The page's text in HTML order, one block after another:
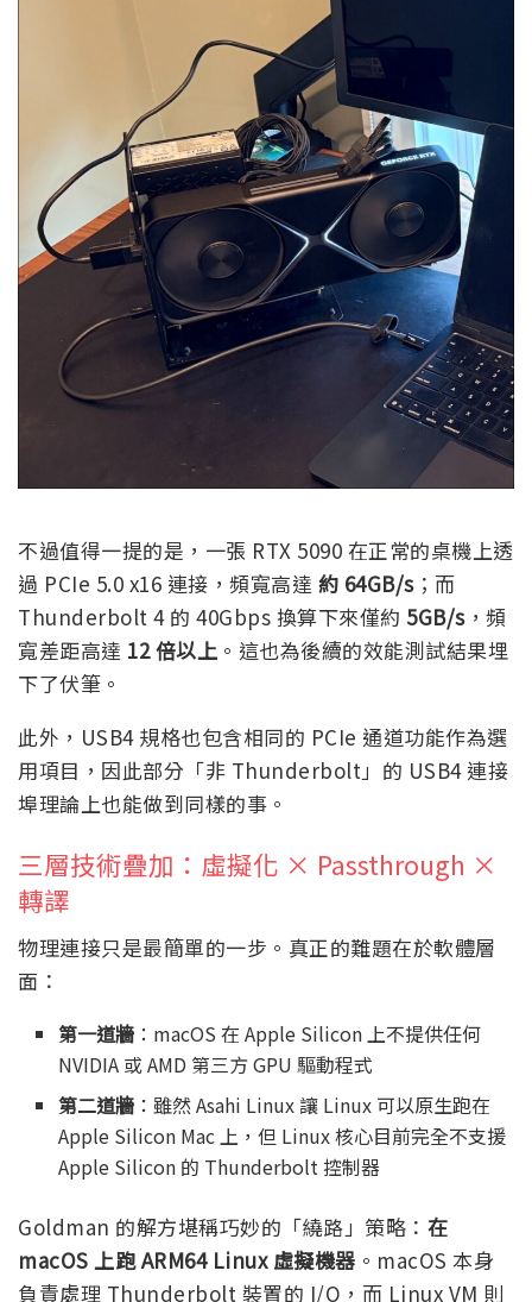
不過值得一提的是，一張 RTX 5090 在正常的桌機上透
過 PCIe 5.0 x16 連接，頻寬高達 約 64GB/s；而
Thunderbolt 4 的 40Gbps 換算下來僅約 5GB/s，頻
寬差距高達 12 倍以上 。這也為後續的效能測試結果埋
下了伏筆。
此外，USB4 規格也包含相同的 PCIe 通道功能作為選
用項目，因此部分「非 Thunderbolt」的 USB4 連接
埠理論上也能做到同樣的事。
三層技術疊加：虛擬化 × Passthrough ×
轉譯
物理連接只是最簡單的一步。真正的難題在於軟體層
面：
第一道牆 ：macOS 在 Apple Silicon 上不提供任何
NVIDIA 或 AMD 第三方 GPU 驅動程式
第二道牆 ：雖然 Asahi Linux 讓 Linux 可以原生跑在
Apple Silicon Mac 上，但 Linux 核心目前完全不支援
Apple Silicon 的 Thunderbolt 控制器
Goldman 的解方堪稱巧妙的「繞路」策略： 在
macOS 上跑 ARM64 Linux 虛擬機器 。macOS 本身
負責處理 Thunderbolt 裝置的 I/O，而 Linux VM 則